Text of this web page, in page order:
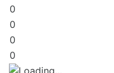
0
0
0
0